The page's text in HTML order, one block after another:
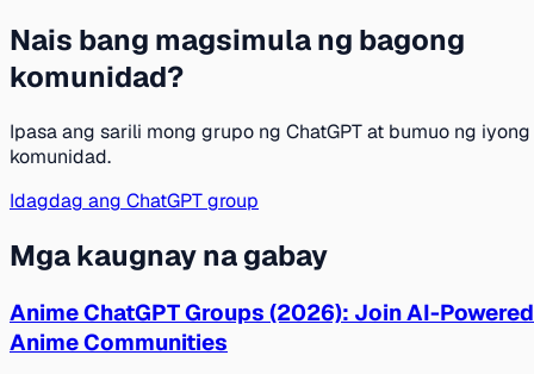
Nais bang magsimula ng bagong
komunidad?
Ipasa ang sarili mong grupo ng ChatGPT at bumuo ng iyong
komunidad.
Idagdag ang ChatGPT group
Mga kaugnay na gabay
Anime ChatGPT Groups (2026): Join AI-Powered
Anime Communities